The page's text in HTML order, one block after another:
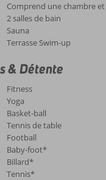
Comprend une chambre
2 salles de bain
Sauna
Terrasse Swim-up
& Détente
Fitness
Yoga
Basket-ball
Tennis de table
Football
Baby-foot*
Billard*
Tennis*